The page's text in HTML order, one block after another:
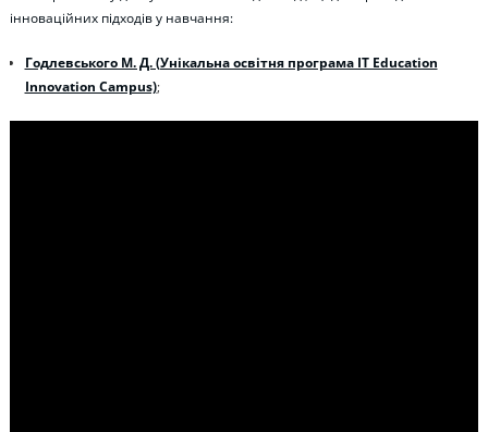
інноваційних підходів у навчання:
Годлевського М. Д. (Унікальна освітня програма IT Education
Innovation Campus);